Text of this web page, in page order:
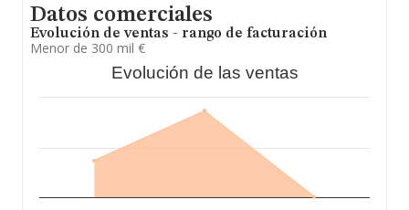
Datos comerciales
Evolución de ventas - rango de facturación
Menor de 300 mil €
Evolución de las ventas